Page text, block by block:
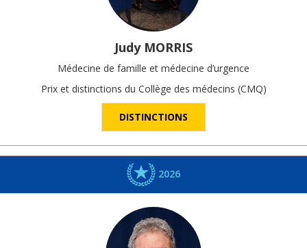
Judy MORRIS
Médecine de famille et médecine d’urgence
Prix et distinctions du Collège des médecins (CMQ)
DISTINCTIONS
2026